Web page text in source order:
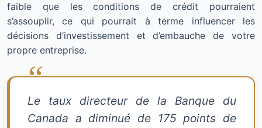
faible que les conditions de crédit pourraient
s’assouplir, ce qui pourrait à terme influencer les
décisions d’investissement et d’embauche de votre
propre entreprise.
Le taux directeur de la Banque du
Canada a diminué de 175 points de